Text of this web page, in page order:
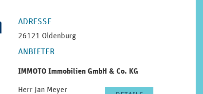
SEITENLEISTE
ADRESSE
26121 Oldenburg
ANBIETER
IMMOTO Immobilien GmbH & Co. KG
Herr Jan Meyer